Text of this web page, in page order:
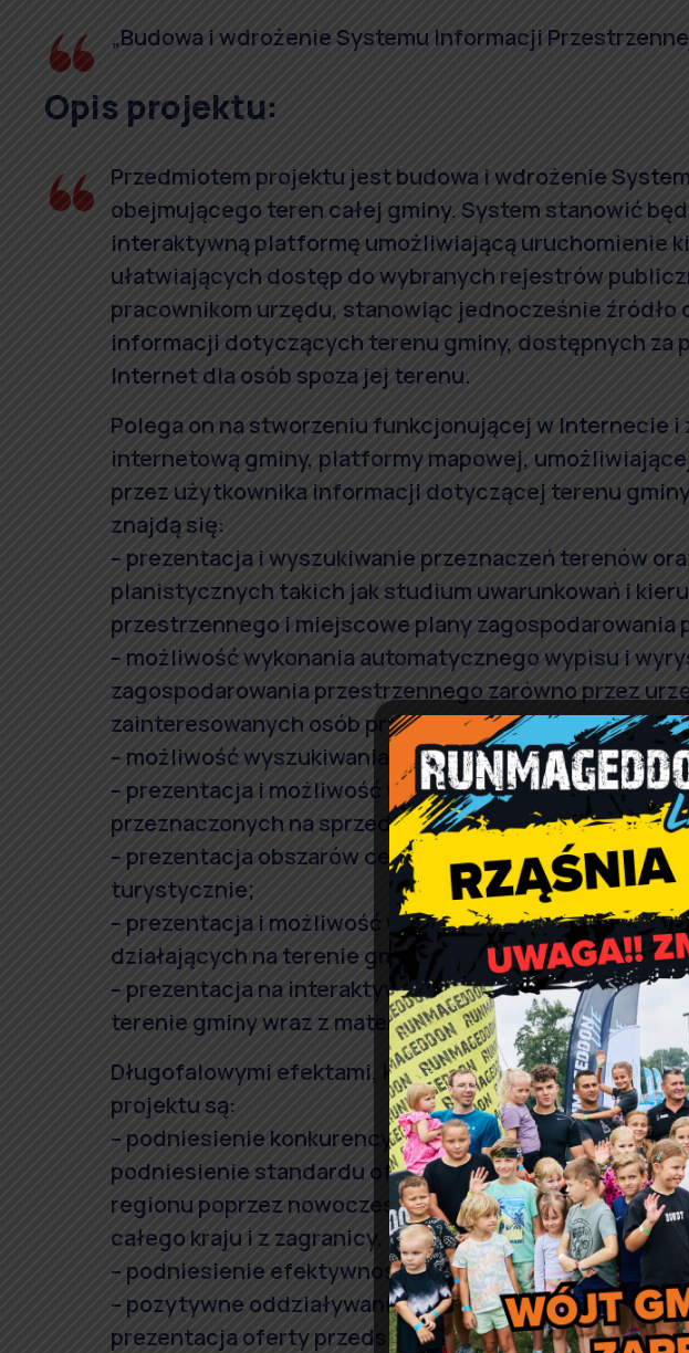
„Budowa i wdrożenie Systemu Informacji
Opis projektu:
Przedmiotem projektu jest budowa i wdrożenie
obejmującego teren całej gminy. System stanowić
interaktywną platformę umożliwiającą uruchomienie
ułatwiających dostęp do wybranych rejestrów
pracownikom urzędu, stanowiąc jednocześnie
informacji dotyczących terenu gminy, dostępnych za
Internet dla osób spoza jej terenu.
Polega on na stworzeniu funkcjonującej w Internecie
internetową gminy, platformy mapowej,
przez użytkownika informacji dotyczącej terenu
znajdą się:
– prezentacja i wyszukiwanie przeznaczeń terenów
planistycznych takich jak studium uwarunkowań i
przestrzennego i miejscowe plany zagospodarowania
– możliwość wykonania automatycznego wypisu i
zagospodarowania przestrzennego zarówno przez
zainteresowanych osób prywatnych lub
– możliwość wyszukiwania ulic i adresów posesji na
– prezentacja i możliwość wyszukiwania na
przeznaczonych na sprzedaż i terenów
– prezentacja obszarów cennych przyrodniczo oraz
turystycznie;
– prezentacja i możliwość wyszukiwania na
działających na terenie gminy wraz z prezentacją ich
– prezentacja na interaktywnej mapie obiektów
terenie gminy wraz z materiałami multimedialnymi na
Długofalowymi efektami, których osiągnięcie będzie
projektu są:
– podniesienie konkurencyjności gminy wśród innych
podniesienie standardu oferowanych usług, a także
regionu poprzez nowoczesne usługi, z których
całego kraju i z zagranicy.
– podniesienie efektywności funkcjonowania
– pozytywne oddziaływanie na sytuację podmiotów
prezentacja oferty przedsiębiorców działających na